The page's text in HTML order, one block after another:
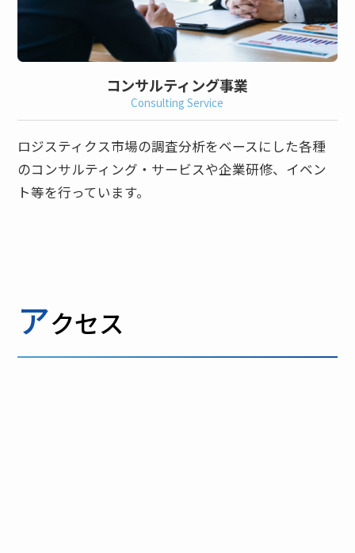
コンサルティング事業
Consulting Service
ロジスティクス市場の調査分析をベースにした各種
のコンサルティング・サービスや企業研修、イベン
ト等を行っています。
アクセス